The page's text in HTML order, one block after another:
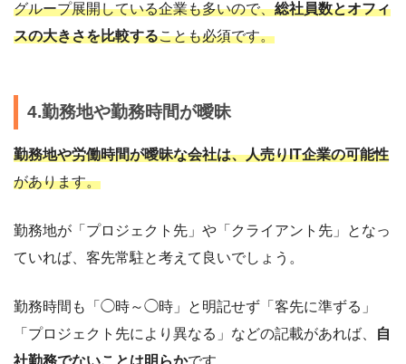
グループ展開している企業も多いので、総社員数とオフィ
スの大きさを比較することも必須です。
4.勤務地や勤務時間が曖昧
勤務地や労働時間が曖昧な会社は、人売りIT企業の可能性
があります。
勤務地が「プロジェクト先」や「クライアント先」となっ
ていれば、客先常駐と考えて良いでしょう。
勤務時間も「◯時～◯時」と明記せず「客先に準ずる」
「プロジェクト先により異なる」などの記載があれば、
自